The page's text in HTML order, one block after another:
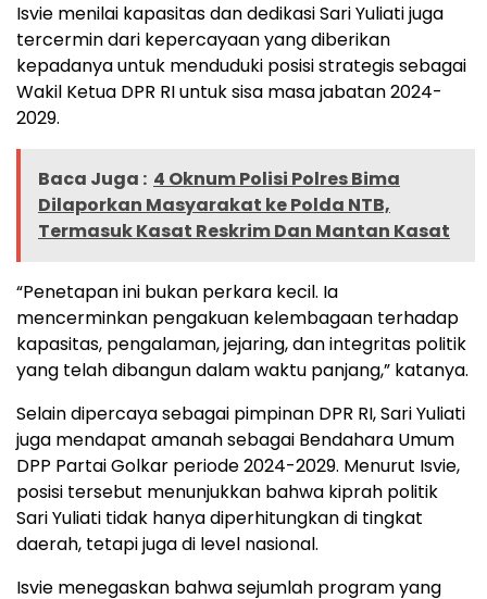
Isvie menilai kapasitas dan dedikasi Sari Yuliati juga
tercermin dari kepercayaan yang diberikan
kepadanya untuk menduduki posisi strategis sebagai
Wakil Ketua DPR RI untuk sisa masa jabatan 2024-
2029.
Baca Juga : 4 Oknum Polisi Polres Bima
Dilaporkan Masyarakat ke Polda NTB,
Termasuk Kasat Reskrim Dan Mantan Kasat
“Penetapan ini bukan perkara kecil. Ia
mencerminkan pengakuan kelembagaan terhadap
kapasitas, pengalaman, jejaring, dan integritas politik
yang telah dibangun dalam waktu panjang,” katanya.
Selain dipercaya sebagai pimpinan DPR RI, Sari Yuliati
juga mendapat amanah sebagai Bendahara Umum
DPP Partai Golkar periode 2024-2029. Menurut Isvie,
posisi tersebut menunjukkan bahwa kiprah politik
Sari Yuliati tidak hanya diperhitungkan di tingkat
daerah, tetapi juga di level nasional.
Isvie menegaskan bahwa sejumlah program yang